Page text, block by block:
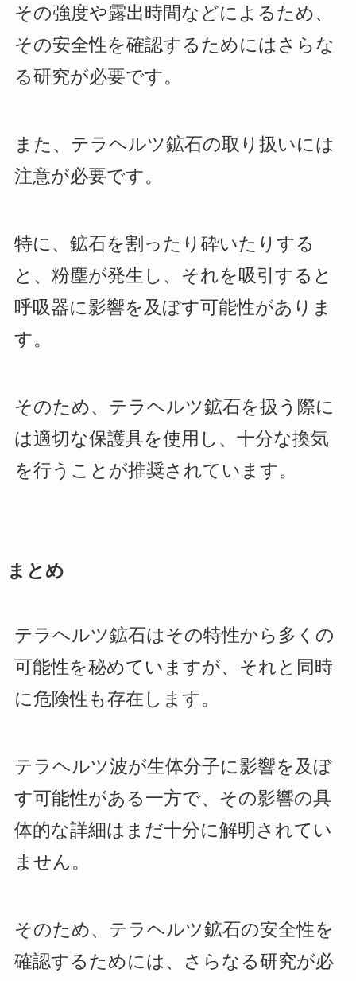
その強度や露出時間などによるため、
その安全性を確認するためにはさらな
る研究が必要です。
また、テラヘルツ鉱石の取り扱いには
注意が必要です。
特に、鉱石を割ったり砕いたりする
と、粉塵が発生し、それを吸引すると
呼吸器に影響を及ぼす可能性がありま
す。
そのため、テラヘルツ鉱石を扱う際に
は適切な保護具を使用し、十分な換気
を行うことが推奨されています。
まとめ
テラヘルツ鉱石はその特性から多くの
可能性を秘めていますが、それと同時
に危険性も存在します。
テラヘルツ波が生体分子に影響を及ぼ
す可能性がある一方で、その影響の具
体的な詳細はまだ十分に解明されてい
ません。
そのため、テラヘルツ鉱石の安全性を
確認するためには、さらなる研究が必